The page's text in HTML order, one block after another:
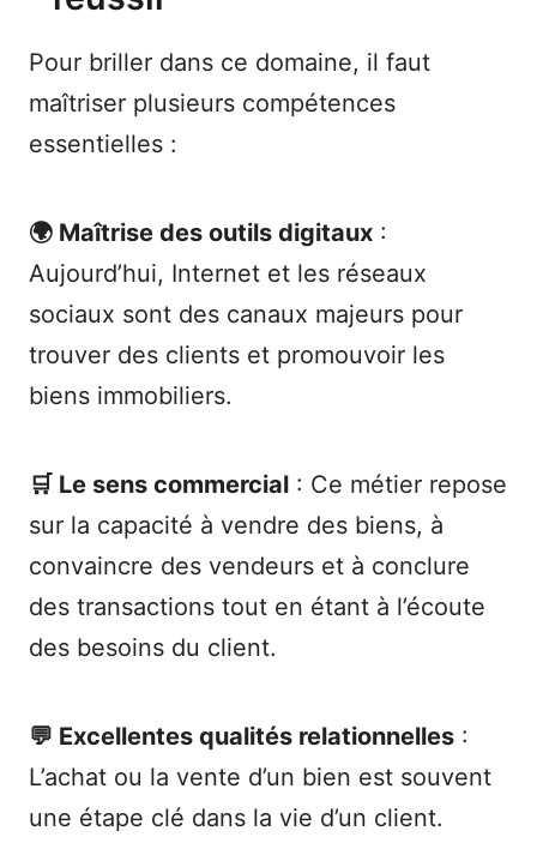
Pour briller dans ce domaine, il faut
maîtriser plusieurs compétences
essentielles :
🌍 Maîtrise des outils digitaux :
Aujourd’hui, Internet et les réseaux
sociaux sont des canaux majeurs pour
trouver des clients et promouvoir les
biens immobiliers.
🛒 Le sens commercial : Ce métier repose
sur la capacité à vendre des biens, à
convaincre des vendeurs et à conclure
des transactions tout en étant à l’écoute
des besoins du client.
💬 Excellentes qualités relationnelles :
L’achat ou la vente d’un bien est souvent
une étape clé dans la vie d’un client.